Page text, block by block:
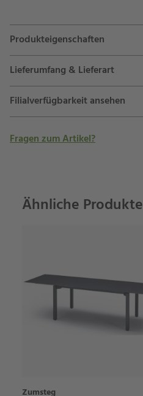
Produkteigenschaften
Lieferumfang & Lieferart
Filialverfügbarkeit ansehen
Fragen zum Artikel?
Ähnliche Produkte
Zumsteg